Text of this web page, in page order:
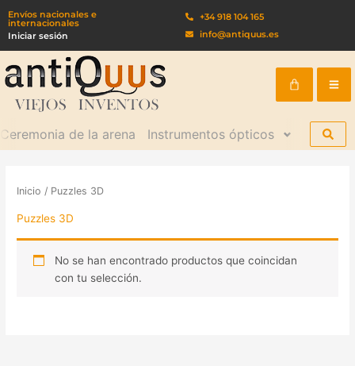
contenido
Envíos nacionales e
internacionales
Iniciar sesión
+34 918 104 165
info@antiquus.es
Cart
Ceremonia de la arena Instrumentos ópticos Kits de
Inicio / Puzzles 3D
Puzzles 3D
No se han encontrado productos que coincidan
con tu selección.